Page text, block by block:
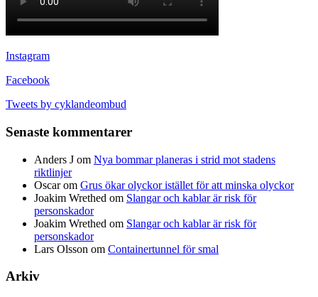
Instagram
Facebook
Tweets by cyklandeombud
Senaste kommentarer
Anders J om Nya bommar planeras i strid mot stadens
riktlinjer
Oscarom Grus ökar olyckor istället för att minska olyckor
Joakim Wrethed om Slangar och kablar är risk för
personskador
Joakim Wrethed om Slangar och kablar är risk för
personskador
Lars Olsson om Containertunnel för smal
Arkiv